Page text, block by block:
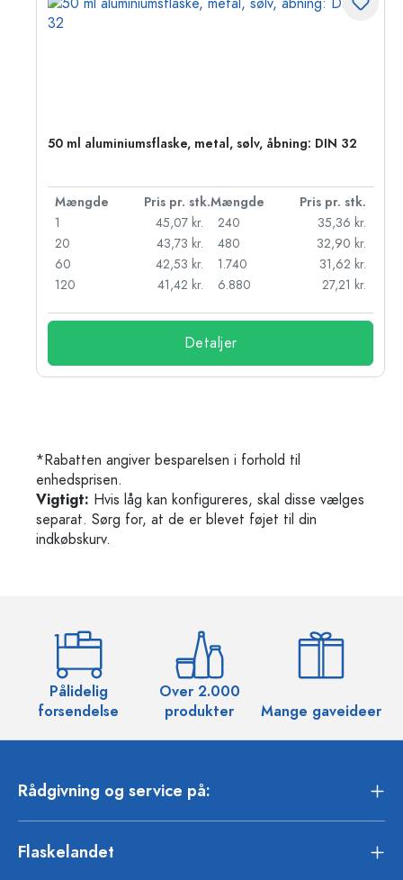
50 ml aluminiumsflaske, metal, sølv, åbning: DIN 32
Mængde Pris pr. stk.Mængde
Pris pr. stk.
1
45,07 kr.
20
43,73 kr.
60
42,53 kr.
120
41,42 kr.
240
35,36 kr.
480
32,90 kr.
1.740
31,62 kr.
6.880
27,21 kr.
Detaljer
*Rabatten angiver besparelsen i forhold til
enhedsprisen.
Vigtigt: Hvis låg kan konfigureres, skal disse vælges
separat. Sørg for, at de er blevet føjet til din
indkøbskurv.
Pålidelig
forsendelse
Over 2.000
produkter
Mange gaveideer
Rådgivning og service på:
Flaskelandet